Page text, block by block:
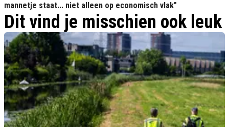
mannetje staat... niet alleen op economisch vlak"
Dit vind je misschien ook leuk